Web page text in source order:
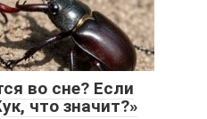
во сне? Если
что значит?»